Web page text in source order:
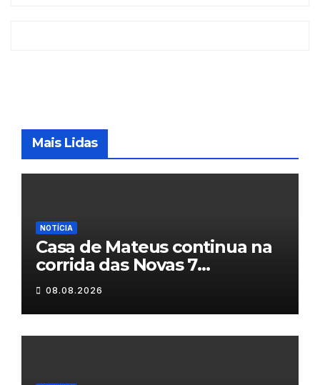
Mais Lidas
NOTÍCIA
Casa de Mateus continua na
corrida das Novas 7
Maravilhas de Portugal
08.08.2026